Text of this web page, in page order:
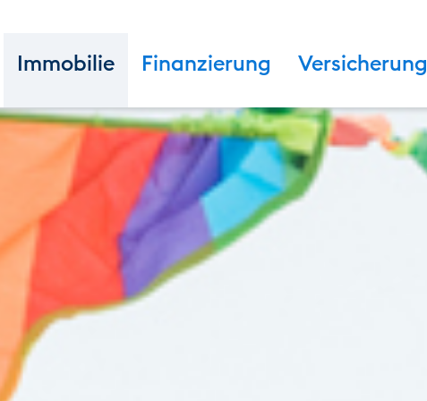
Immobilie Finanzierung Versicherung